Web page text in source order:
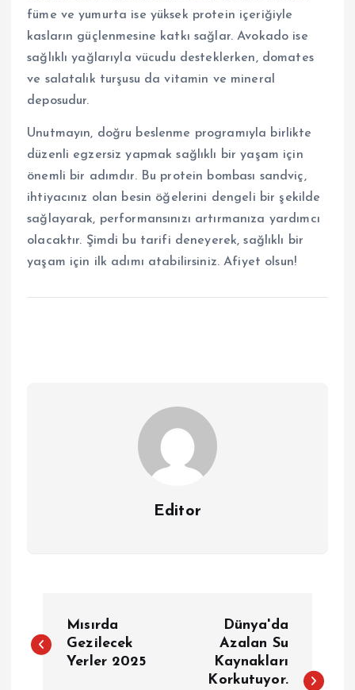
füme ve yumurta ise yüksek protein içeriğiyle
kasların güçlenmesine katkı sağlar. Avokado ise
sağlıklı yağlarıyla vücudu desteklerken, domates
ve salatalık turşusu da vitamin ve mineral
deposudur.
Unutmayın, doğru beslenme programıyla birlikte
düzenli egzersiz yapmak sağlıklı bir yaşam için
önemli bir adımdır. Bu protein bombası sandviç,
ihtiyacınız olan besin öğelerini dengeli bir şekilde
sağlayarak, performansınızı artırmanıza yardımcı
olacaktır. Şimdi bu tarifi deneyerek, sağlıklı bir
yaşam için ilk adımı atabilirsiniz. Afiyet olsun!
Editor
a
Mısırda
Gezilecek
Yerler 2025
Dünya'da
Azalan Su
Kaynakları
Korkutuyor.